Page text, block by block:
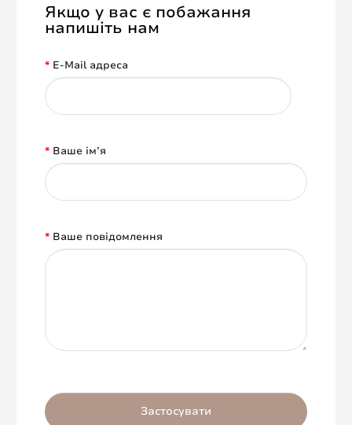
Якщо у вас є побажання
напишіть нам
E-Mail адреса
Ваше ім’я
Ваше повідомлення
Застосувати